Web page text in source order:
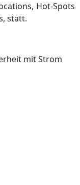
Hot-Spots
statt.
mit Strom